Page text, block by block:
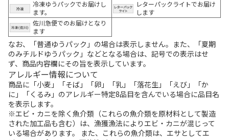
冷凍ゆうパックでお届けし
ます。
レターパックライトでお届け
します
佐川急便でのお届けとなり
ます
なお、「普通ゆうパック」の場合は表示しません。また、「夏期
のみチルドゆうパック」などとなる場合は、記号での表示はせ
ず、商品内容欄にその旨を表示しています。
アレルギー情報について
商品に「小麦」「そば」「卵」「乳」「落花生」「えび」「か
に」「くるみ」のアレルギー特定8品目を含んでいる場合に品目名
を表示します。
※エビ・カニを除く魚介類（これらの魚介類を原材料として製造
された加工品も含む）は、漁獲漁法によりエビ・カニが混じって
いる場合があります。 また、これらの魚介類は、エサとしてエ